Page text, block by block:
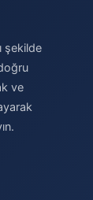
şekilde
ve